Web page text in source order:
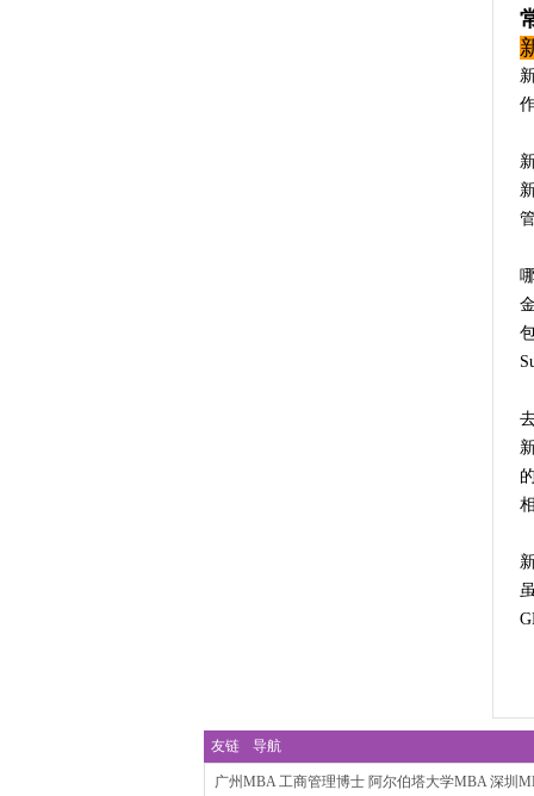
友链 导航
广州MBA 工商管理博士 阿尔伯塔大学MBA 深圳